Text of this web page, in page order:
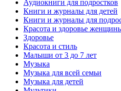
Аудиокниги для подростков
Книги и журналы для детей
Книги и журналы для
Красота и здоровье
Здоровье
Красота и стиль
Малыши от 3 до 7 лет
Музыка
Музыка для всей семьи
Музыка для детей